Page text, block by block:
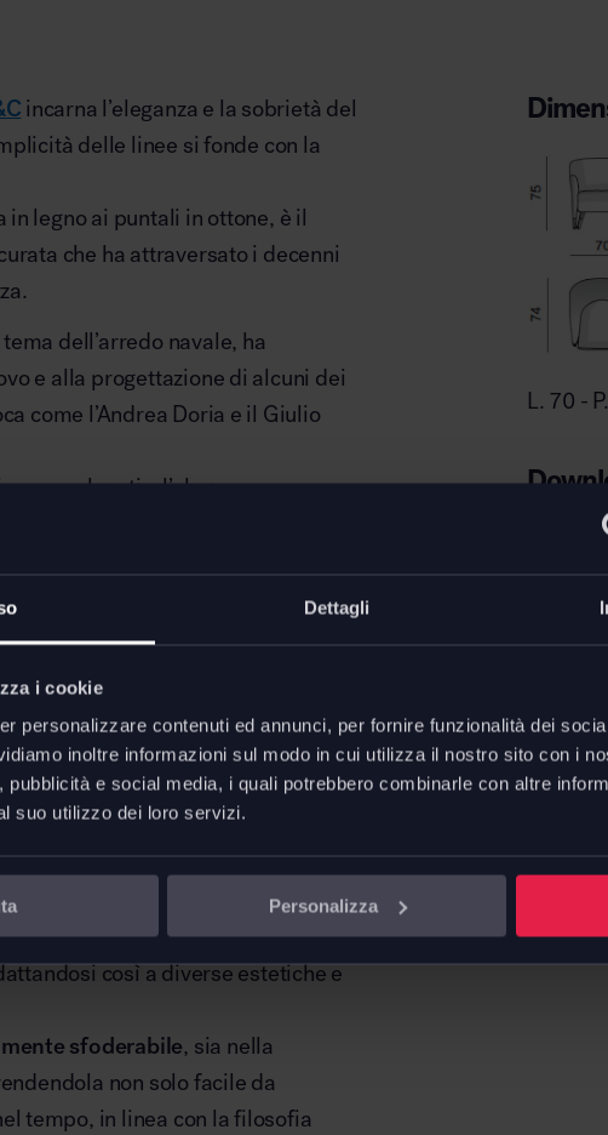
Dettagli
i cookie
personalizzare contenuti ed annunci, per fornire funzionalità dei
inoltre informazioni sul modo in cui utilizza il nostro sito con i
pubblicità e social media, i quali potrebbero combinarle con altre
suo utilizzo dei loro servizi.
Personalizza
incarna l’eleganza e la sobrietà del
delle linee si fonde con la
legno ai puntali in ottone, è il
che ha attraversato i decenni
dell’arredo navale, ha
e alla progettazione di alcuni dei
come l’Andrea Doria e il Giulio
avvolgenti e l’eleganza senza
comfort e stile in spazi ristretti e
è altrettanto valida in una varietà
ai progetti contract,
spazi rappresentativi.
alla qualità dei materiali, è perfetta
eleganti o come seduta
d’attesa esclusive.
un comfort elevato, mentre la
non solo conferisce solidità, ma
che riflette il gusto raffinato
possibilità di scegliere tra
così a diverse estetiche e
sfoderabile, sia nella
non solo facile da
tempo, in linea con la filosofia
L. 70 -